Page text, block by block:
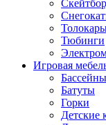
Тюбинги
Игровая
Бассейны
Батуты
Горки
Детские